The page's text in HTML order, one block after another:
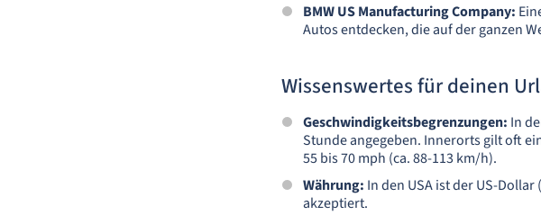
BMW US Manufacturing Company:
Autos entdecken, die auf der ganzen
Wissenswertes für deinen
Geschwindigkeitsbegrenzungen: In
Stunde angegeben. Innerorts gilt oft
55 bis 70 mph (ca. 88-113 km/h).
Währung: In den USA ist der US-
akzeptiert.